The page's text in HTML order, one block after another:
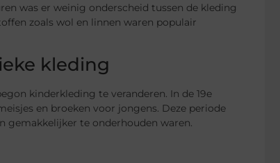
was er weinig onderscheid tussen de kleding
zoals wol en linnen waren populair
kleding
kinderkleding te veranderen. In de 19e
en broeken voor jongens. Deze periode
gemakkelijker te onderhouden waren.